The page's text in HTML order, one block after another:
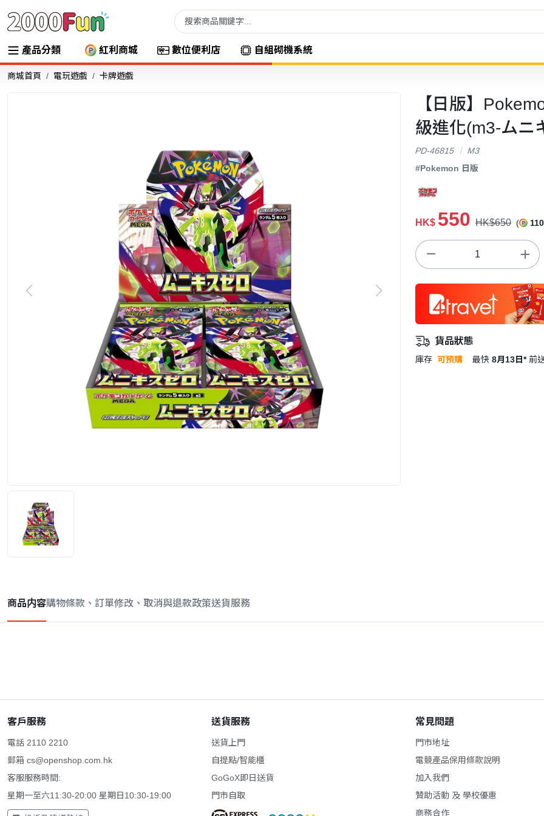
產品分類 紅利商城 數位便利店 自組砌機系統
商城首頁 電玩遊戲 卡牌遊戲
【日版】
級進化(m3-ムニ
PD-46815
M3
#Pokemon 日版
HK$ 550 HK$650 ( 110
貨品狀態
庫存 可預購 最快 8月13日* 前
商品内容購物條款、訂單修改、取消與退款政策送貨服務
客戶服務
電話 2110 2210
郵箱 cs@openshop.com.hk
客服服務時間:
星期一至六11:30-20:00 星期日10:30-19:00
送貨服務
送貨上門
自提點/智能櫃
GoGoX即日送貨
門市自取
常見問題
門市地址
電競產品保用條款說明
加入我們
贊助活動 及 學校優惠
商務合作